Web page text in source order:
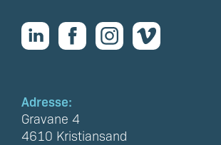
Adresse:
Gravane 4
4610 Kristiansand